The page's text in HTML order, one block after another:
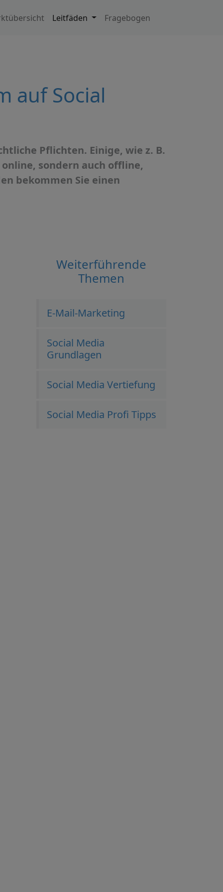
Leitfäden Fragebogen
auf Social
Pflichten. Einige, wie z. B.
sondern auch offline,
bekommen Sie einen
Weiterführende
Themen
E-Mail-Marketing
Social Media
Grundlagen
Social Media Vertiefung
Social Media Profi Tipps